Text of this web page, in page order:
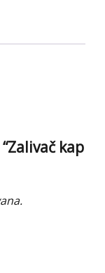
kap